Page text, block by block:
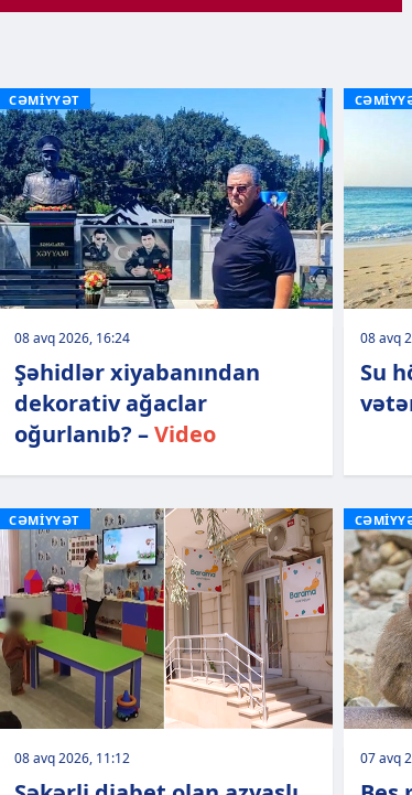
CƏMİYYƏT
08 avq 2026, 16:24
Şəhidlər xiyabanından
dekorativ ağaclar
oğurlanıb? –Video
08 avq
Su
CƏMİYYƏT
08 avq 2026, 11:12 07 avq